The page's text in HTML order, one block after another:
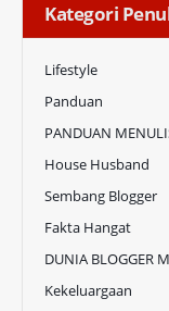
Kategori
Lifestyle
Panduan
PANDUAN
House Husband
Sembang Blogger
Fakta Hangat
DUNIA BLOGGER
Kekeluargaan